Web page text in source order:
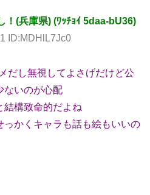
！(兵庫県) (ﾜｯﾁｮｲ 5daa-bU36)
ID:MDHlL7Jc0
だし無視してよさげだけど公
ないのが心配
結構致命的だよね
っかくキャラも話も絵もいいの